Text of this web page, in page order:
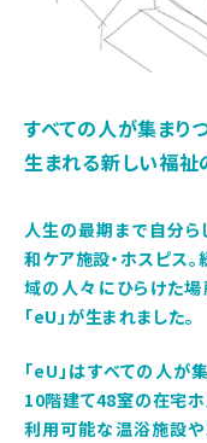
すべての人が集まり
生まれる新しい福祉
人生の最期まで自分ら
和ケア施設・ホスピス
域の人々にひらけた場
「eU」が生まれました。
「eU」はすべての人が
10階建て48室の在宅ホ
利用可能な温浴施設や